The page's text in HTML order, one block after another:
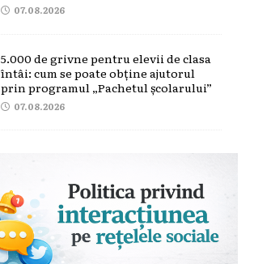
07.08.2026
5.000 de grivne pentru elevii de clasa
întâi: cum se poate obține ajutorul
prin programul „Pachetul școlarului”
07.08.2026